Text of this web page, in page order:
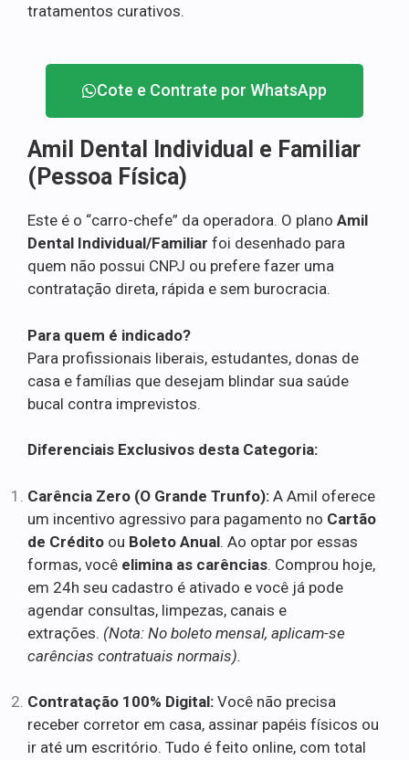
tratamentos curativos.
Cote e Contrate por WhatsApp
Amil Dental Individual e Familiar
(Pessoa Física)
Este é o “carro-chefe” da operadora. O plano Amil
Dental Individual/Familiar foi desenhado para
quem não possui CNPJ ou prefere fazer uma
contratação direta, rápida e sem burocracia.
Para quem é indicado?
Para profissionais liberais, estudantes, donas de
casa e famílias que desejam blindar sua saúde
bucal contra imprevistos.
Diferenciais Exclusivos desta Categoria:
Carência Zero (O Grande Trunfo): A Amil oferece
um incentivo agressivo para pagamento no Cartão
de Crédito ou Boleto Anual. Ao optar por essas
formas, você elimina as carências. Comprou hoje,
em 24h seu cadastro é ativado e você já pode
agendar consultas, limpezas, canais e
extrações. (Nota: No boleto mensal, aplicam-se
carências contratuais normais).
Contratação 100% Digital: Você não precisa
receber corretor em casa, assinar papéis físicos ou
ir até um escritório. Tudo é feito online, com total